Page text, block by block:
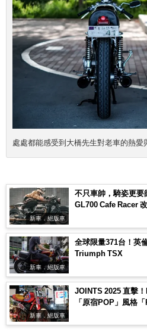
處處都能感受到大橋先生對老車的熱愛
新車．絕版車
不只車帥，騎姿更要
GL700 Cafe Racer
新車．絕版車
全球限量371台！英
Triumph TSX
新車．絕版車
JOINTS 2025 直擊
「原宿POP」風格